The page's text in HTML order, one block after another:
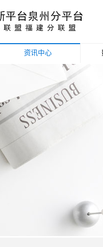
资讯中心
政策信息
活动公告
数据统计分析